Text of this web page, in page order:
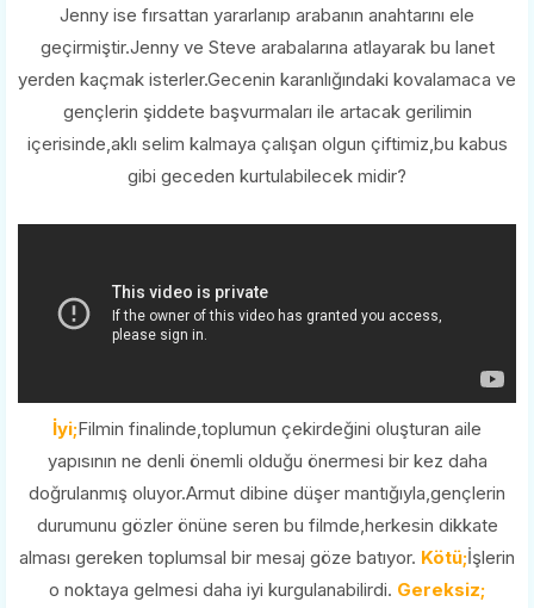
Jenny ise fırsattan yararlanıp arabanın anahtarını ele
geçirmiştir.Jenny ve Steve arabalarına atlayarak bu lanet
yerden kaçmak isterler.Gecenin karanlığındaki kovalamaca ve
gençlerin şiddete başvurmaları ile artacak gerilimin
içerisinde,aklı selim kalmaya çalışan olgun çiftimiz,bu kabus
gibi geceden kurtulabilecek midir?
İyi;Filmin finalinde,toplumun çekirdeğini oluşturan aile
yapısının ne denli önemli olduğu önermesi bir kez daha
doğrulanmış oluyor.Armut dibine düşer mantığıyla,gençlerin
durumunu gözler önüne seren bu filmde,herkesin dikkate
alması gereken toplumsal bir mesaj göze batıyor. Kötü;İşlerin
o noktaya gelmesi daha iyi kurgulanabilirdi. Gereksiz;